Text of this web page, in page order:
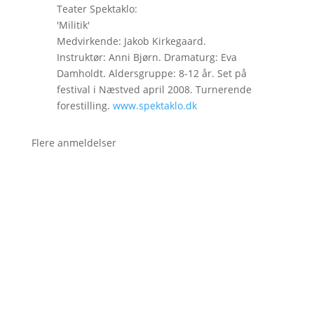
Teater Spektaklo:
'Militik'
Medvirkende: Jakob Kirkegaard.
Instruktør: Anni Bjørn. Dramaturg: Eva
Damholdt. Aldersgruppe: 8-12 år. Set på
festival i Næstved april 2008. Turnerende
forestilling. www.spektaklo.dk
Flere anmeldelser